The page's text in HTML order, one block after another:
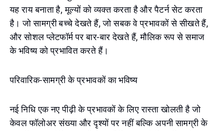
यह राय बनाता है, मूल्यों को व्यक्त करता है और पैटर्न सेट करता
है। जो सामग्री बच्चे देखते हैं, जो सबक वे प्रभावकों से सीखते हैं,
और सोशल प्लेटफॉर्म पर बार-बार देखते हैं, मौलिक रूप से समाज
के भविष्य को प्रभावित करते हैं।
परिवारिक-सामग्री के प्रभावकों का भविष्य
नई निधि एक नए पीढ़ी के प्रभावकों के लिए रास्ता खोलती है जो
केवल फॉलोअर संख्या और दृश्यों पर नहीं बल्कि अपनी सामग्री के